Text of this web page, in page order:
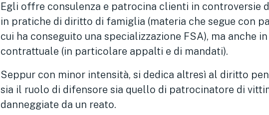
Egli offre consulenza e patrocina clienti in controversie
in pratiche di diritto di famiglia (materia che segue con
cui ha conseguito una specializzazione FSA), ma anche
contrattuale (in particolare appalti e di mandati).
Seppur con minor intensità, si dedica altresì al diritto
sia il ruolo di difensore sia quello di patrocinatore di
danneggiate da un reato.